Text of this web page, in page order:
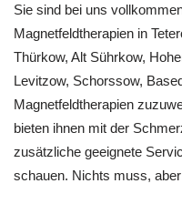
Sie sind bei uns
Magnetfeldtherapien in
Thürkow, Alt Sührkow,
Levitzow, Schorssow,
Magnetfeldtherapien
bieten ihnen mit der
zusätzliche geeignete
schauen. Nichts muss,